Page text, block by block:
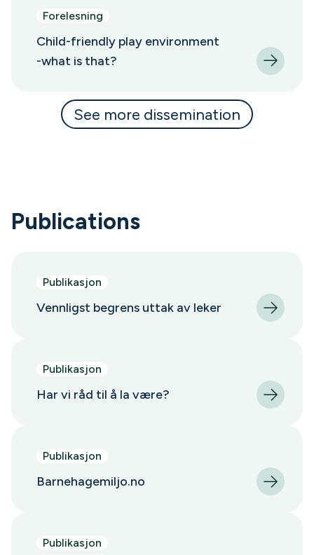
Forelesning
Child-friendly play environment
-what is that?
See more dissemination
Publications
Publikasjon
Vennligst begrens uttak av leker
Publikasjon
Har vi råd til å la være?
Publikasjon
Barnehagemiljo.no
Publikasjon